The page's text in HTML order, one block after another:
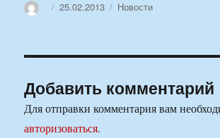
АвторОпубликовано
25.02.2013 Рубрики
Новости
Добавить комментарий
Для отправки комментария вам
авторизоваться.